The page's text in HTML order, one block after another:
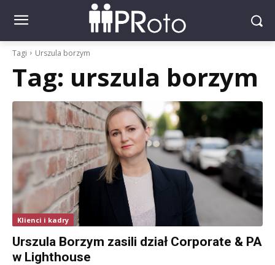
Tagi Urszula borzym
Tag: urszula borzym
Klienci i kadry
Urszula Borzym zasili dział Corporate & PA
w Lighthouse